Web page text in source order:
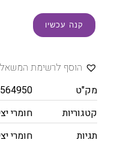
קנה עכשיו
הוסף לרשימת
מק"ט
קטגוריות
חומרי
תגיות
חומרי